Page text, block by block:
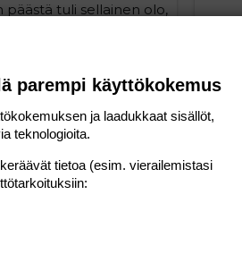
päästä tuli sellainen olo,
Soitin kätilöt,
paskaa
Seuraavalla
ja kätilö nauroi, että et
vartalo ja sain
parempi käyttökokemus
ja laadukkaat sisällöt,
teknologioita.
keräävät tietoa (esim. vierailemis­tasi